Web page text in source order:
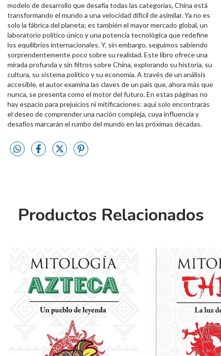
modelo de desarrollo que desafía todas las categorías, China está
transformando el mundo a una velocidad difícil de asimilar. Ya no es
solo la fábrica del planeta; es también el mayor mercado global, un
laboratorio político único y una potencia tecnológica que redefine
los equilibrios internacionales. Y, sin embargo, seguimos sabiendo
sorprendentemente poco sobre su realidad. Este libro ofrece una
mirada profunda y sin filtros sobre China, explorando su historia, su
cultura, su sistema político y su economía. A través de un análisis
accesible, el autor examina las claves de un país que, ahora más que
nunca, se presenta como el motor del futuro. En estas páginas no
hay espacio para prejuicios ni mitificaciones: aquí solo encontrarás
el deseo de comprender una nación compleja, cuya influencia y
desafíos marcarán el rumbo del mundo en las próximas décadas.
Productos Relacionados